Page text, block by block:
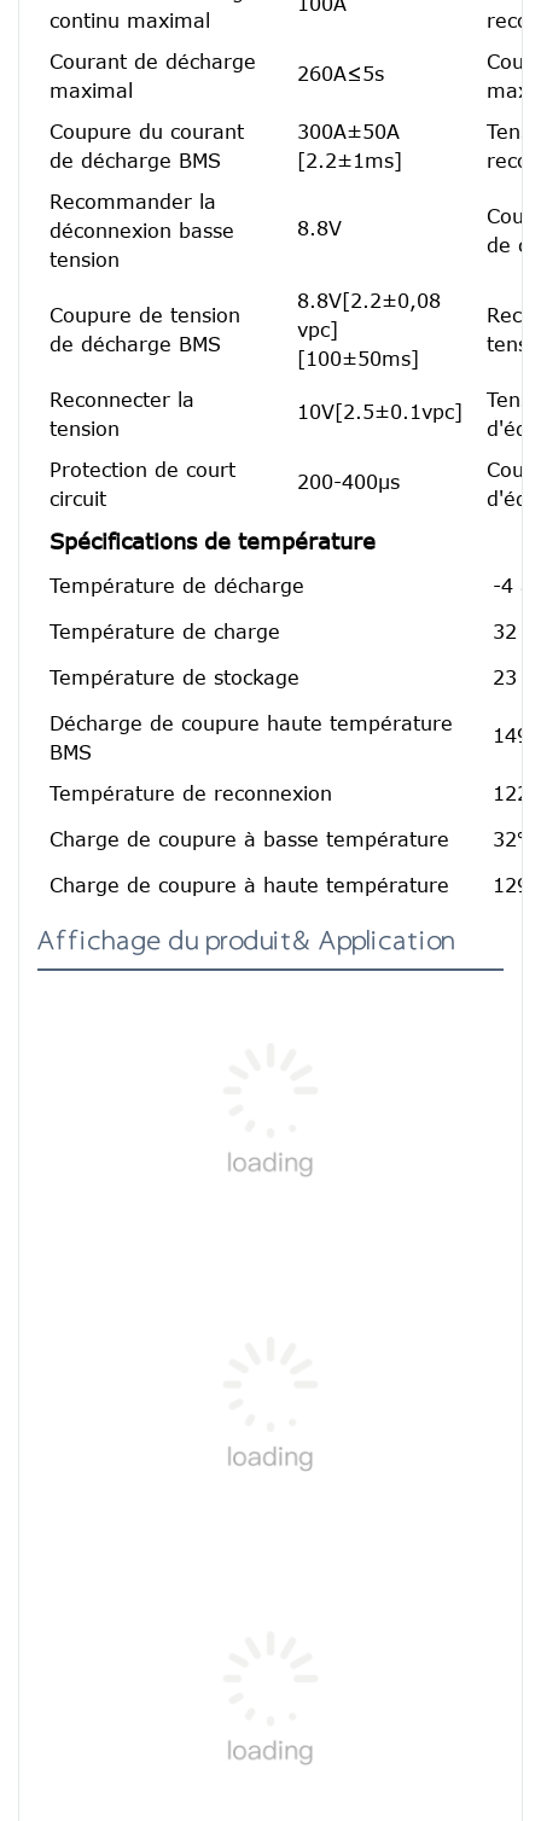
continu maximal
Courant de décharge
maximal
260A≤5s
Coupure du courant
de décharge BMS
300A±50A
[2.2±1ms]
Recommander la
déconnexion basse
tension
8.8V
de
Coupure de tension
de décharge BMS
8.8V[2.2±0,08
vpc]
[100±50ms]
Reconnecter la
tension
10V[2.5±0.1vpc]
Protection de court
circuit
200-400μs
Spécifications de température
Température de décharge -4 à
Température de charge 32
Température de stockage 23
Décharge de coupure haute température
BMS
Température de reconnexion
Charge de coupure à basse température
Charge de coupure à haute température
Affichage du produit& Application